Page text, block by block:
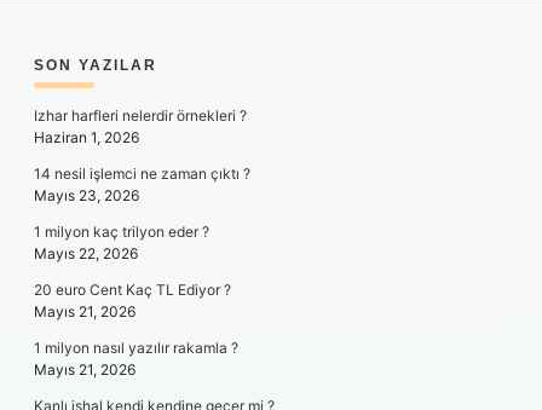
SIDEBAR
SON YAZILAR
Izhar harfleri nelerdir örnekleri ?
Haziran 1, 2026
14 nesil işlemci ne zaman çıktı ?
Mayıs 23, 2026
1 milyon kaç trilyon eder ?
Mayıs 22, 2026
20 euro Cent Kaç TL Ediyor ?
Mayıs 21, 2026
1 milyon nasıl yazılır rakamla ?
Mayıs 21, 2026
Kanlı ishal kendi kendine geçer mi ?